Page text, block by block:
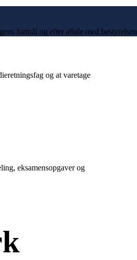
formål og efter aftale med bestyrelsen
og at varetage
eksamensopgaver og